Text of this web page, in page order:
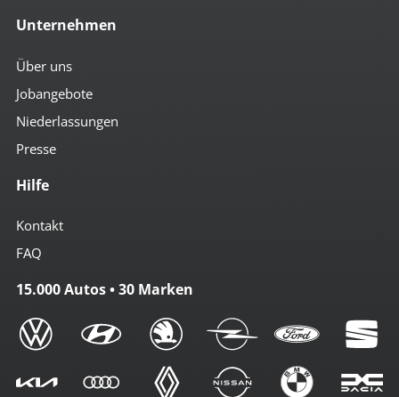
Unternehmen
Über uns
Jobangebote
Niederlassungen
Presse
Hilfe
Kontakt
FAQ
15.000 Autos • 30 Marken